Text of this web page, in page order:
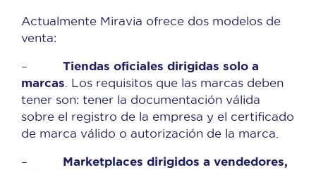
Actualmente Miravia ofrece dos modelos de
venta:
–
Tiendas oficiales dirigidas solo a
marcas . Los requisitos que las marcas deben
tener son: tener la documentación válida
sobre el registro de la empresa y el certificado
de marca válido o autorización de la marca.
–
Marketplaces dirigidos a vendedores,